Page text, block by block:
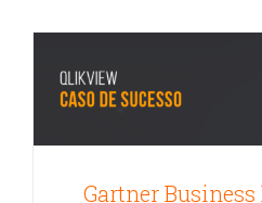
Data
Gartner